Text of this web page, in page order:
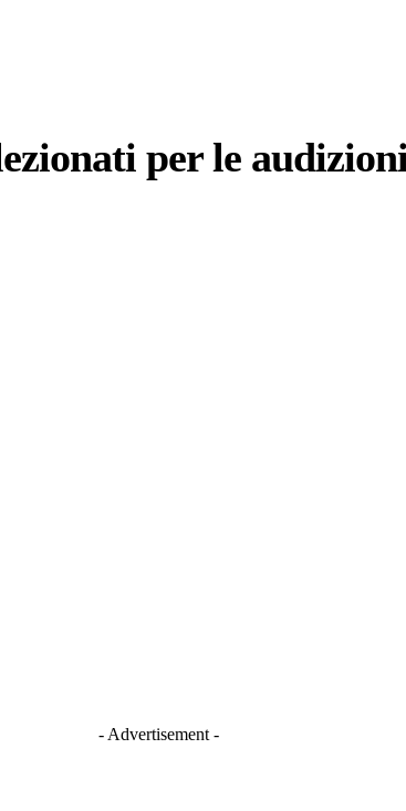
per le
- Advertisement -